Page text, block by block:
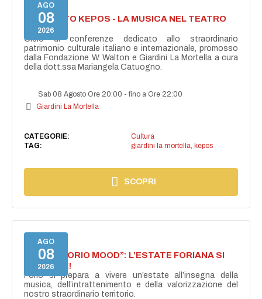
AGO
08
2026
PROGETTO KEPOS - LA MUSICA NEL TEATRO
GRECO
Ciclo di conferenze dedicato allo straordinario
patrimonio culturale italiano e internazionale, promosso
dalla Fondazione W. Walton e Giardini La Mortella a cura
della dott.ssa Mariangela Catuogno.
Sab 08 Agosto Ore 20:00 -fino a Ore 22:00
Giardini La Mortella
CATEGORIE:
Cultura
TAG:
giardini la mortella, kepos
SCOPRI
AGO
08
2026
NASCE “FORIO MOOD”: L’ESTATE FORIANA SI
ACCENDE!
Forio si prepara a vivere un’estate all’insegna della
musica, dell’intrattenimento e della valorizzazione del
nostro straordinario territorio.